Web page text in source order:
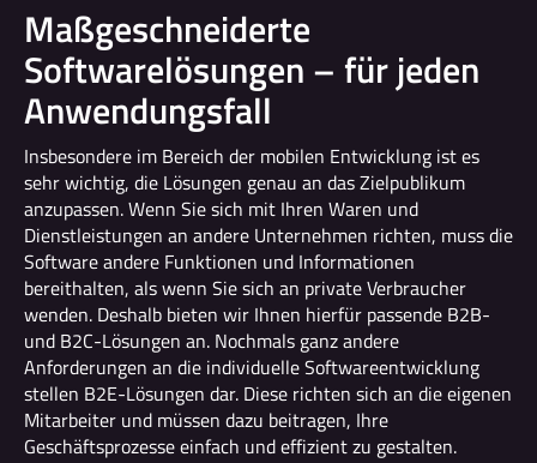
Maßgeschneiderte
Softwarelösungen – für jeden
Anwendungsfall
Insbesondere im Bereich der mobilen Entwicklung ist es
sehr wichtig, die Lösungen genau an das Zielpublikum
anzupassen. Wenn Sie sich mit Ihren Waren und
Dienstleistungen an andere Unternehmen richten, muss die
Software andere Funktionen und Informationen
bereithalten, als wenn Sie sich an private Verbraucher
wenden. Deshalb bieten wir Ihnen hierfür passende B2B-
und B2C-Lösungen an. Nochmals ganz andere
Anforderungen an die individuelle Softwareentwicklung
stellen B2E-Lösungen dar. Diese richten sich an die eigenen
Mitarbeiter und müssen dazu beitragen, Ihre
Geschäftsprozesse einfach und effizient zu gestalten.